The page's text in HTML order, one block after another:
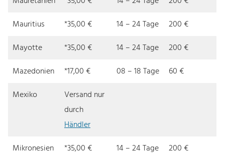
Mauritius
*35,00 € 14 – 24 Tage
200 €
Mayotte
*35,00 € 14 – 24 Tage
200 €
Mazedonien
*17,00 € 08 – 18 Tage
60 €
Mexiko
Versand nur
durch
Händler
Mikronesien
*35,00 € 14 – 24 Tage
200 €